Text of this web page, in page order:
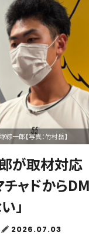
綜一郎【写真：竹村岳】
郎が取材対
ャドから
」
2026.07.03